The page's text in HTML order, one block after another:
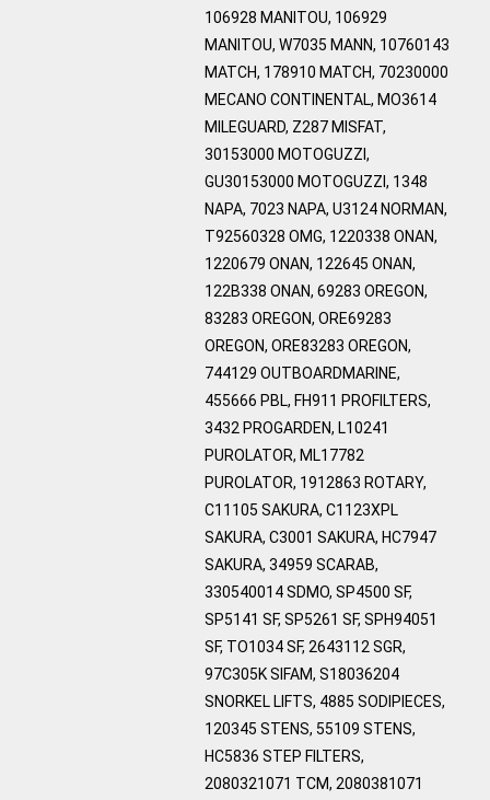
106928 MANITOU, 106929
MANITOU, W7035 MANN, 10760143
MATCH, 178910 MATCH, 70230000
MECANO CONTINENTAL, MO3614
MILEGUARD, Z287 MISFAT,
30153000 MOTOGUZZI,
GU30153000 MOTOGUZZI, 1348
NAPA, 7023 NAPA, U3124 NORMAN,
T92560328 OMG, 1220338 ONAN,
1220679 ONAN, 122645 ONAN,
122B338 ONAN, 69283 OREGON,
83283 OREGON, ORE69283
OREGON, ORE83283 OREGON,
744129 OUTBOARDMARINE,
455666 PBL, FH911 PROFILTERS,
3432 PROGARDEN, L10241
PUROLATOR, ML17782
PUROLATOR, 1912863 ROTARY,
C11105 SAKURA, C1123XPL
SAKURA, C3001 SAKURA, HC7947
SAKURA, 34959 SCARAB,
330540014 SDMO, SP4500 SF,
SP5141 SF, SP5261 SF, SPH94051
SF, TO1034 SF, 2643112 SGR,
97C305K SIFAM, S18036204
SNORKEL LIFTS, 4885 SODIPIECES,
120345 STENS, 55109 STENS,
HC5836 STEP FILTERS,
2080321071 TCM, 2080381071